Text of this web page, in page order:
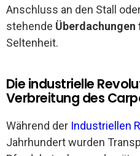
Anschluss an den Stall
stehende Überdachungen
Seltenheit.
Die industrielle
Verbreitung des
Während der Industriellen
Jahrhundert wurden